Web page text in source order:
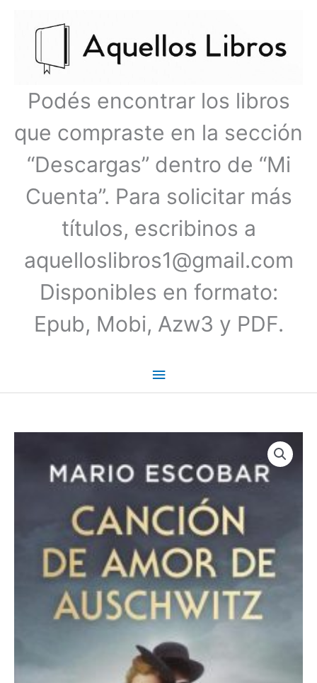
Podés encontrar los libros
que compraste en la sección
“Descargas” dentro de “Mi
Cuenta”. Para solicitar más
títulos, escribinos a
aquelloslibros1@gmail.com
Disponibles en formato:
Epub, Mobi, Azw3 y PDF.
principal
Escobar
cantidad